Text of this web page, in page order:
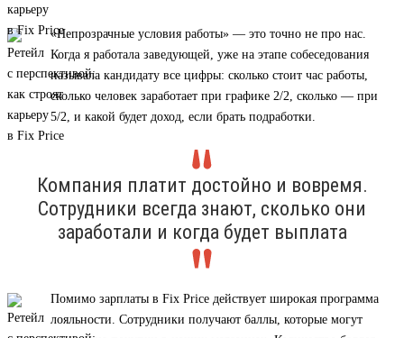
«Непрозрачные условия работы» — это точно не про нас.
Когда я работала заведующей, уже на этапе собеседования
называла кандидату все цифры: сколько стоит час работы,
сколько человек заработает при графике 2/2, сколько — при
5/2, и какой будет доход, если брать подработки.
Компания платит достойно и вовремя.
Сотрудники всегда знают, сколько они
заработали и когда будет выплата
Помимо зарплаты в Fix Price действует широкая программа
лояльности. Сотрудники получают баллы, которые могут